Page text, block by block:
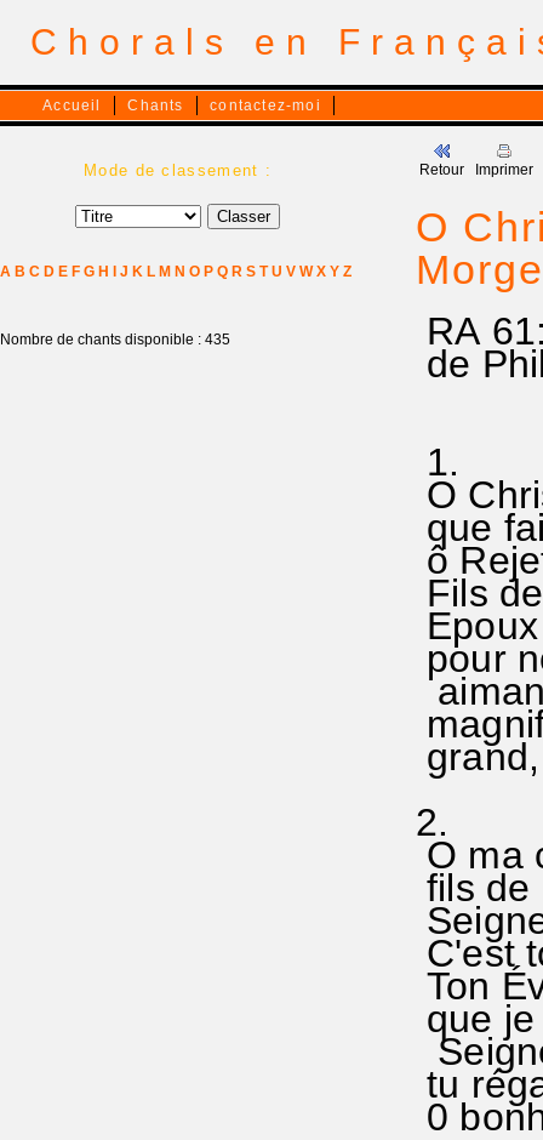
Chorals en
Accueil Chants contactez-moi
Mode de classement :
A B C D E F G H J K L M N O P Q R S T U V W X Y Z
Nombre de chants disponible : 435
Retour Imprimer
O
RA
de
1.
O
que
ô
Fils
pour
2.
O ma
fils de
C'est
Ton
que
tu
0